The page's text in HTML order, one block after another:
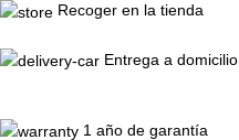
Recoger en la tienda
Entrega a domicilio
1 año de garantía